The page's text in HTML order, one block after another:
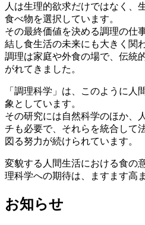
人は生理的欲求だけではなく、
食べ物を選択しています。
その最終価値を決める調理の仕
結し食生活の未来にも大きく関
調理は家庭や外食の場で、伝統
がれてきました。
「調理科学」は、このように人
象としています。
その研究には自然科学のほか、
チも必要で、それらを統合して
図る努力が続けられています。
変貌する人間生活における食の
理科学への期待は、ますます高
お知らせ